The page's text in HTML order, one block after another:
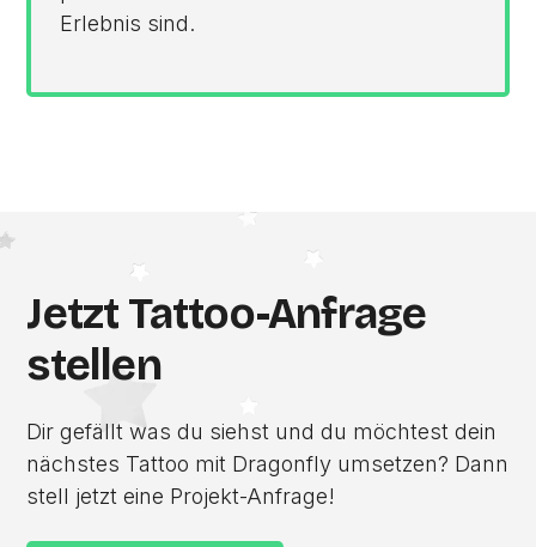
Erlebnis sind.
Jetzt Tattoo-Anfrage
stellen
Dir gefällt was du siehst und du möchtest dein
nächstes Tattoo mit Dragonfly umsetzen? Dann
stell jetzt eine Projekt-Anfrage!